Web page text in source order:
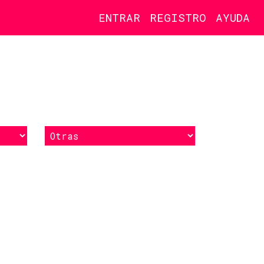
ENTRAR REGISTRO AYUDA